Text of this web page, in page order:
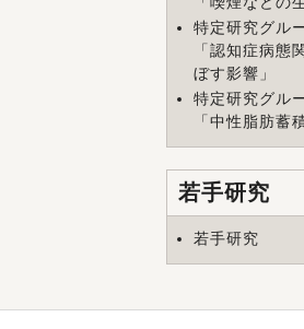
特定研究グル
「認知症病態
ぼす影響 」
特定研究グル
「中性脂肪蓄
若手研究
若手研究